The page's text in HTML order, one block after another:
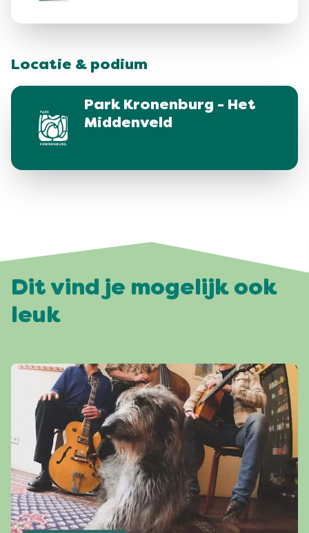
Locatie & podium
Park Kronenburg - Het
Middenveld
Dit vind je mogelijk ook
leuk